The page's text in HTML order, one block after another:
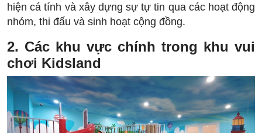
hiện cá tính và xây dựng sự tự tin qua các hoạt động
nhóm, thi đấu và sinh hoạt cộng đồng.
2. Các khu vực chính trong khu vui
chơi Kidsland